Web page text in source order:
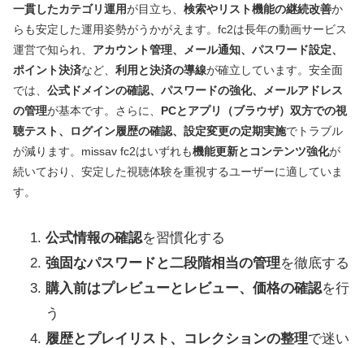
一貫したカテゴリ運用が目立ち、 検索やリスト機能の継続改善か
らも安定した運用姿勢がうかがえます。fc2は長年の動画サービス
運営で知られ、 アカウント管理、メール通知、パスワード設定、
ポイント決済など、 利用と決済の導線が確立しています。安全面
では、 公式ドメインの確認、パスワードの強化、メールアドレス
の管理が基本です。さらに、 PCとアプリ（ブラウザ）双方での視
聴テスト、ログイン履歴の確認、設定変更の定期実施でトラブル
が減ります。missav fc2はいずれも機能更新とコンテンツ強化が
続いており、安定した視聴体験を重視するユーザーに適していま
す。
公式情報の確認を習慣化する
強固なパスワードと二段階相当の管理を徹底する
購入前はプレビューとレビュー、価格の確認を行
う
履歴とプレイリスト、コレクションの整理で迷い